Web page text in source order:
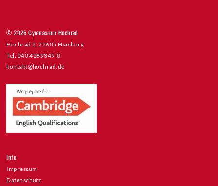
© 2026 Gymnasium Hochrad
Hochrad 2, 22605 Hamburg
Tel: 040 4289349-0
kontakt@hochrad.de
Info
Impressum
Datenschutz